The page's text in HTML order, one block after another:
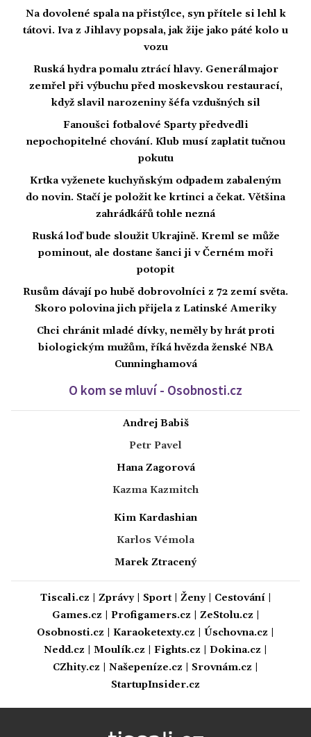
Na dovolené spala na přistýlce, syn přítele si lehl k
tátovi. Iva z Jihlavy popsala, jak žije jako páté kolo u
vozu
Ruská hydra pomalu ztrácí hlavy. Generálmajor
zemřel při výbuchu před moskevskou restaurací,
když slavil narozeniny šéfa vzdušných sil
Fanoušci fotbalové Sparty předvedli
nepochopitelné chování. Klub musí zaplatit tučnou
pokutu
Krtka vyženete kuchyňským odpadem zabaleným
do novin. Stačí je položit ke krtinci a čekat. Většina
zahrádkářů tohle nezná
Ruská loď bude sloužit Ukrajině. Kreml se může
pominout, ale dostane šanci ji v Černém moři
potopit
Rusům dávají po hubě dobrovolníci z 72 zemí světa.
Skoro polovina jich přijela z Latinské Ameriky
Chci chránit mladé dívky, neměly by hrát proti
biologickým mužům, říká hvězda ženské NBA
Cunninghamová
O kom se mluví - Osobnosti.cz
Andrej Babiš
Petr Pavel
Hana Zagorová
Kazma Kazmitch
Kim Kardashian
Karlos Vémola
Marek Ztracený
Tiscali.cz Zprávy| Sport| Ženy| Cestování|
Games.cz
Profigamers.cz ZeStolu.cz
Osobnosti.cz
Karaoketexty.cz Úschovna.cz
Nedd.cz
Moulík.cz Fights.cz Dokina.cz
CZhity.cz
Našepeníze.cz Srovnám.cz
StartupInsider.cz